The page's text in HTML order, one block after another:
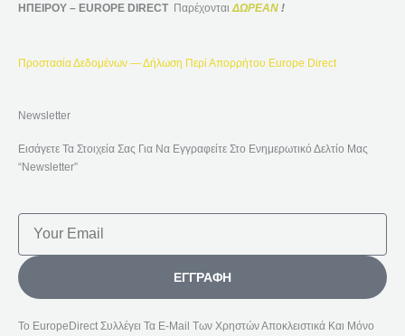
ΗΠΕΙΡΟΥ – EUROPE DIRECT Παρέχονται ΔΩΡΕΑΝ !
Προστασία Δεδομένων — Δήλωση Περί Απορρήτου Europe Direct
Newsletter
Εισάγετε Τα Στοιχεία Σας Για Να Εγγραφείτε Στο Ενημερωτικό Δελτίο Μας
“Newsletter”
ΕΓΓΡΑΦΉ
Το EuropeDirect Συλλέγει Τα E-Mail Των Χρηστών Αποκλειστικά Και Μόνο